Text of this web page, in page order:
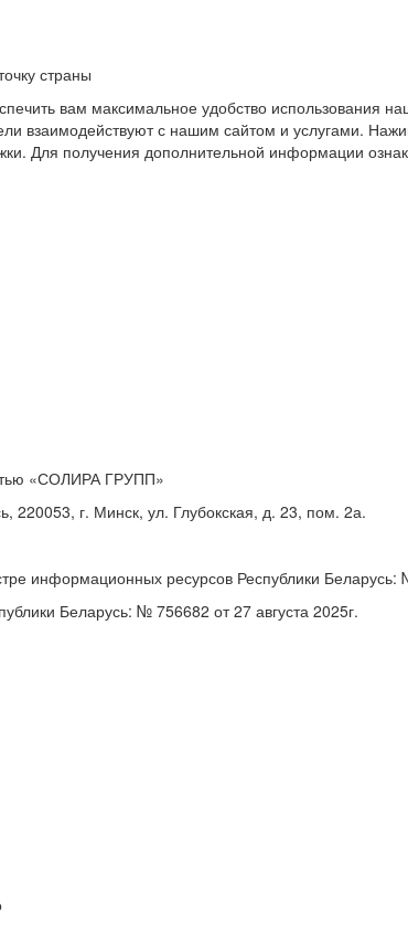
страны
вам максимальное удобство использования
взаимодействуют с нашим сайтом и услугами.
Для получения дополнительной информации
«СОЛИРА ГРУПП»
220053, г. Минск, ул. Глубокская, д. 23, пом. 2а.
информационных ресурсов Республики
Беларусь: № 756682 от 27 августа 2025г.